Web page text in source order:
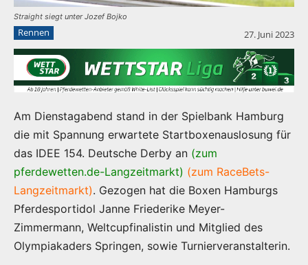
Straight siegt unter Jozef Bojko
Rennen 27. Juni 2023
Am Dienstagabend stand in der Spielbank Hamburg
die mit Spannung erwartete Startboxenauslosung für
das IDEE 154. Deutsche Derby an (zum
pferdewetten.de-Langzeitmarkt) (zum RaceBets-
Langzeitmarkt). Gezogen hat die Boxen Hamburgs
Pferdesportidol Janne Friederike Meyer-
Zimmermann, Weltcupfinalistin und Mitglied des
Olympiakaders Springen, sowie Turnierveranstalterin.